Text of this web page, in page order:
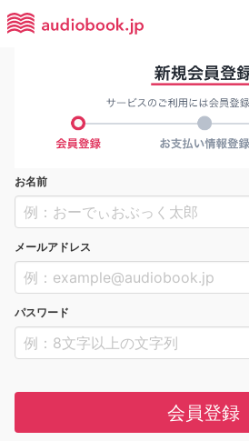
お名前
メールアドレス
パスワード
会員登録